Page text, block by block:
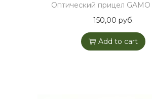
Оптический прицел GAMO
150,00 руб.
Add to cart